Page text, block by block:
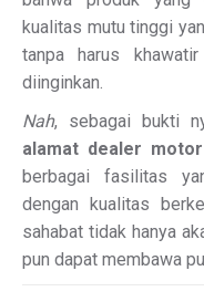
kualitas mutu tinggi
tanpa harus
diinginkan.
Nah, sebagai bukti
alamat dealer motor
berbagai fasilitas
dengan kualitas
sahabat tidak hanya
pun dapat membawa